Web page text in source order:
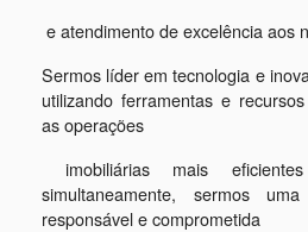
eatendimento de excelência aos
Sermos líder em tecnologia e
utilizando ferramentas e
as operações
imobiliárias mais
simultaneamente, sermos
responsável e comprometida